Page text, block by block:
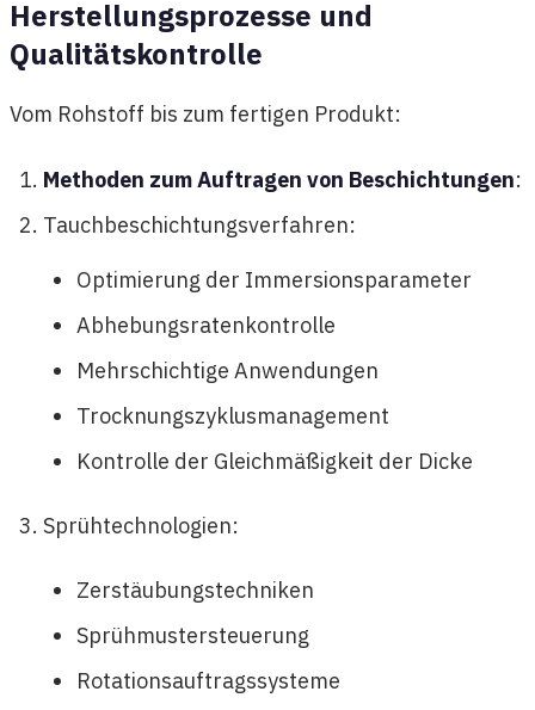
Herstellungsprozesse und
Qualitätskontrolle
Vom Rohstoff bis zum fertigen Produkt:
Methoden zum Auftragen von Beschichtungen:
Tauchbeschichtungsverfahren:
Optimierung der Immersionsparameter
Abhebungsratenkontrolle
Mehrschichtige Anwendungen
Trocknungszyklusmanagement
Kontrolle der Gleichmäßigkeit der Dicke
Sprühtechnologien:
Zerstäubungstechniken
Sprühmustersteuerung
Rotationsauftragssysteme